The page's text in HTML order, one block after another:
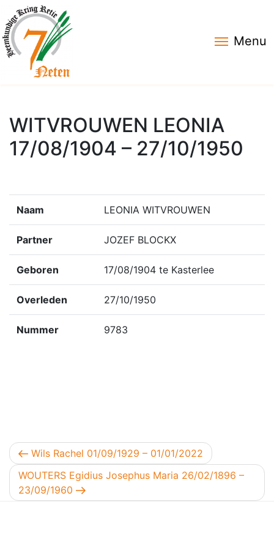
Menu
WITVROUWEN LEONIA
17/08/1904 – 27/10/1950
Naam LEONIA WITVROUWEN
Partner JOZEF BLOCKX
Geboren 17/08/1904 te Kasterlee
Overleden 27/10/1950
Nummer 9783
Berichtnavigatie
Vorig bericht
Wils Rachel 01/09/1929 – 01/01/2022
Volgend bericht
WOUTERS Egidius Josephus Maria 26/02/1896 –
23/09/1960